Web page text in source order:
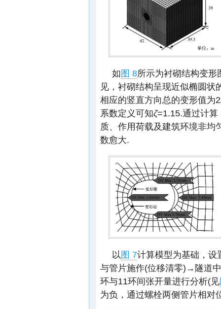
如图 8所示为衬砌结构变
见，衬砌结构呈现近似椭圆状
相应的竖直方向总的变形值为2
系数定义可知ζ=1.15.通过计算
质、作用荷载及建筑环境非均
数愈大.
以图 7计算模型为基础，
与管片施作(位移清零)→隧道
环与11环间张开量进行分析(见
为负，通过螺栓两侧管片相对